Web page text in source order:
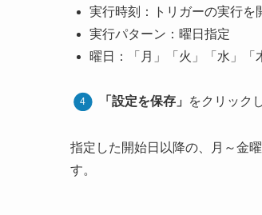
実行時刻：トリガーの実行を
実行パターン：曜日指定
曜日：「月」「火」「水」「
「設定を保存」 をクリック
指定した開始日以降の、月～金
す。